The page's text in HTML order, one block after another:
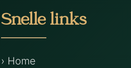
Snelle links
› Home